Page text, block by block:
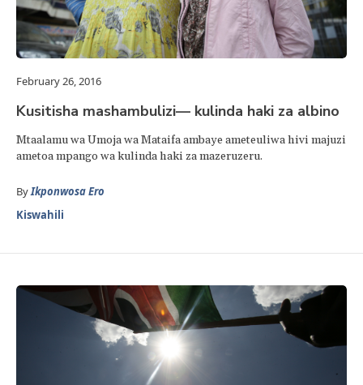
February 26, 2016
Kusitisha mashambulizi— kulinda haki za albino
Mtaalamu wa Umoja wa Mataifa ambaye ameteuliwa hivi majuzi
ametoa mpango wa kulinda haki za mazeruzeru.
ByIkponwosa Ero
Kiswahili